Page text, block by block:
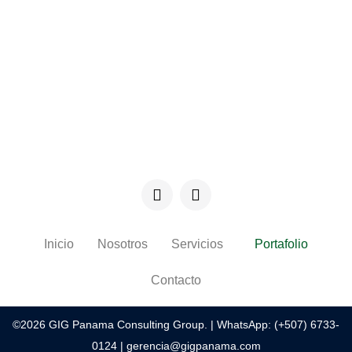
Inicio Nosotros Servicios Portafolio
Contacto
©2026 GIG Panama Consulting Group. | WhatsApp: (+507) 6733-
0124| gerencia@gigpanama.com